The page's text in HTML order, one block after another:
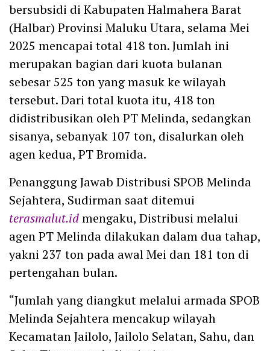
bersubsidi di Kabupaten Halmahera Barat
(Halbar) Provinsi Maluku Utara, selama Mei
2025 mencapai total 418 ton. Jumlah ini
merupakan bagian dari kuota bulanan
sebesar 525 ton yang masuk ke wilayah
tersebut. Dari total kuota itu, 418 ton
didistribusikan oleh PT Melinda, sedangkan
sisanya, sebanyak 107 ton, disalurkan oleh
agen kedua, PT Bromida.
Penanggung Jawab Distribusi SPOB Melinda
Sejahtera, Sudirman saat ditemui
terasmalut.idmengaku, Distribusi melalui
agen PT Melinda dilakukan dalam dua tahap,
yakni 237 ton pada awal Mei dan 181 ton di
pertengahan bulan.
“Jumlah yang diangkut melalui armada SPOB
Melinda Sejahtera mencakup wilayah
Kecamatan Jailolo, Jailolo Selatan, Sahu, dan